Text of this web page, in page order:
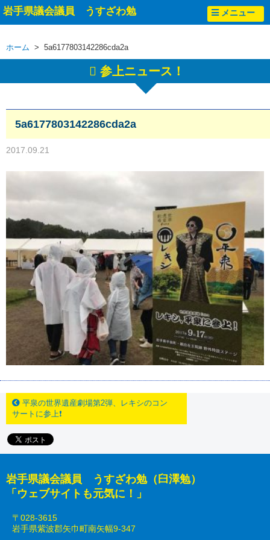
岩手県議会議員 うすざわ勉 メニュー
ホーム > 5a6177803142286cda2a
参上ニュース！
5a6177803142286cda2a
2017.09.21
平泉の世界遺産劇場第2弾、レキシのコン
サートに参上❗️
岩手県議会議員 うすざわ勉（臼澤勉）
「ウェブサイトも元気に！」
〒028-3615
岩手県紫波郡矢巾町南矢幅9-347